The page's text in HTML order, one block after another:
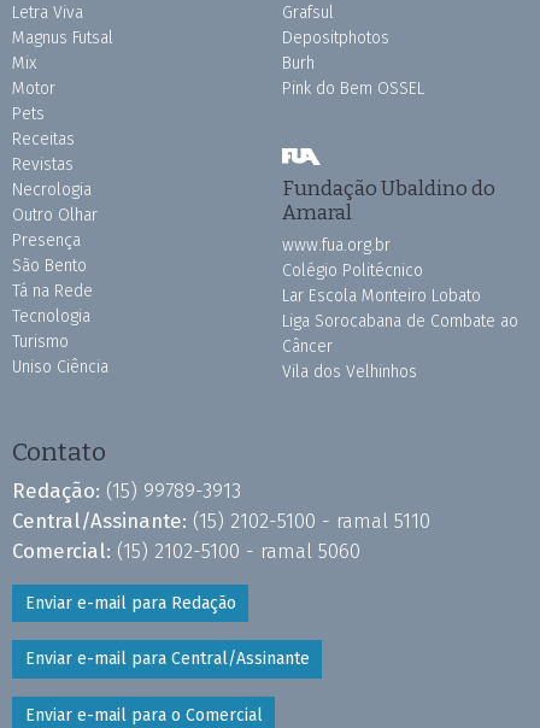
Letra Viva
Magnus Futsal
Mix
Motor
Pets
Receitas
Revistas
Necrologia
Outro Olhar
Presença
São Bento
Tá na Rede
Tecnologia
Turismo
Uniso Ciência
Grafsul
Depositphotos
Burh
Pink do Bem OSSEL
Fundação Ubaldino do
Amaral
www.fua.org.br
Colégio Politécnico
Lar Escola Monteiro Lobato
Liga Sorocabana de Combate ao
Câncer
Vila dos Velhinhos
Contato
Redação: (15) 99789-3913
Central/Assinante: (15) 2102-5100 - ramal 5110
Comercial: (15) 2102-5100 - ramal 5060
Enviar e-mail para Redação
Enviar e-mail para Central/Assinante
Enviar e-mail para o Comercial